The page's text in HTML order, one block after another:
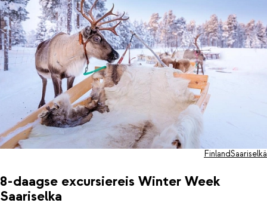
8-daagse excursiereis Winter Week
Saariselka
FinlandSaariselkä